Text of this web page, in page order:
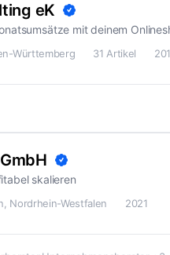
eK
mit deinem
Württemberg 31 Artikel
skalieren
Nordrhein-Westfalen
2021